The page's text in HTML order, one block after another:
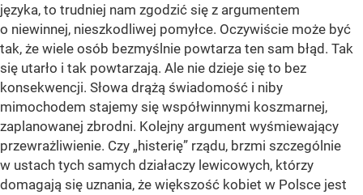
języka, to trudniej nam zgodzić się z argumentem
o niewinnej, nieszkodliwej pomyłce. Oczywiście może być
tak, że wiele osób bezmyślnie powtarza ten sam błąd. Tak
się utarło i tak powtarzają. Ale nie dzieje się to bez
konsekwencji. Słowa drążą świadomość i niby
mimochodem stajemy się współwinnymi koszmarnej,
zaplanowanej zbrodni. Kolejny argument wyśmiewający
przewrażliwienie. Czy „histerię” rządu, brzmi szczególnie
w ustach tych samych działaczy lewicowych, którzy
domagają się uznania, że większość kobiet w Polsce jest